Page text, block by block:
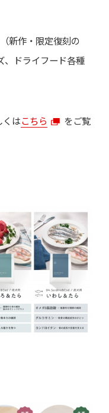
新作・限定復刻の
、ドライフード各種
くはこちら
をご覧